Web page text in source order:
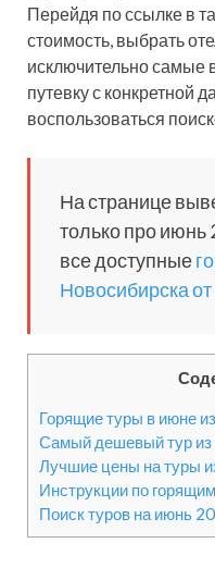
Перейдя по ссылке в
стоимость, выбрать
исключительно самые
путевку с конкретной
воспользоваться
На странице
только про июнь
все доступные
Новосибирска
Горящие туры в июне
Самый дешевый тур из
Лучшие цены на туры
Инструкции по
Поиск туров на июнь